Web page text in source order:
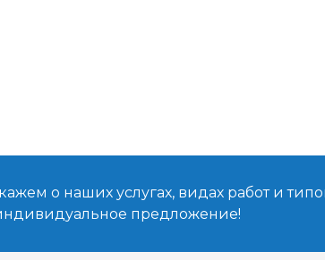
о наших услугах, видах работ и
предложение!